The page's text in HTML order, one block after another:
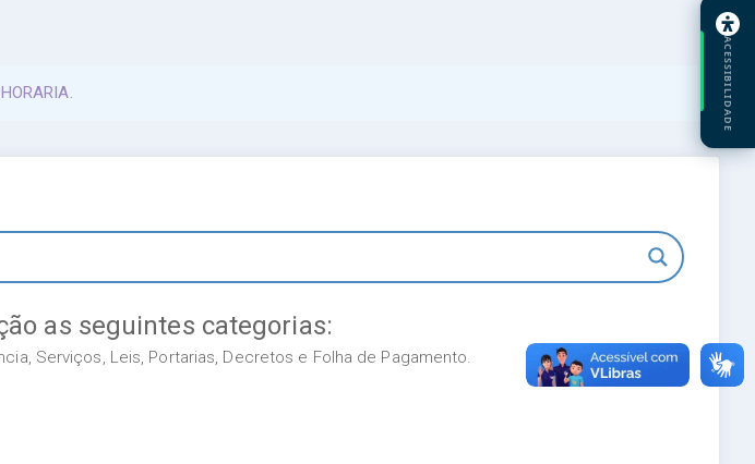
as seguintes categorias:
Serviços, Leis, Portarias, Decretos e Folha de Pagamento.
ACESSIBILIDADE